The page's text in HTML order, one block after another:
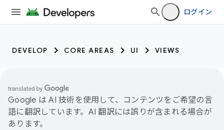
ログイン
DEVELOP CORE AREAS UI VIEWS
Google は AI 技術を使用して、コンテンツをご希望の言
語に翻訳しています。AI 翻訳には誤りが含まれる場合が
あります。